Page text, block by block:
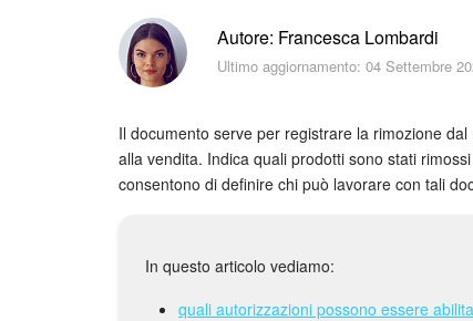
Autore: Francesca Lombardi
Ultimo aggiornamento: 04 Settembre
Il documento serve per registrare la rimozione
alla vendita. Indica quali prodotti sono stati
consentono di definire chi può lavorare con tali
In questo articolo vediamo:
quali autorizzazioni possono essere